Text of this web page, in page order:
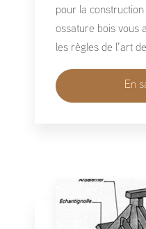
pour la
ossature bois vous
les règles de l’art
En